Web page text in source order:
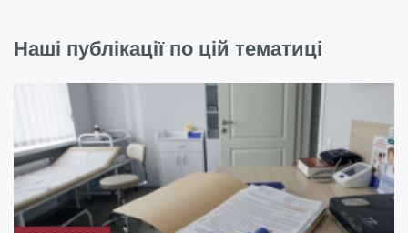
Наші публікації по цій тематиці